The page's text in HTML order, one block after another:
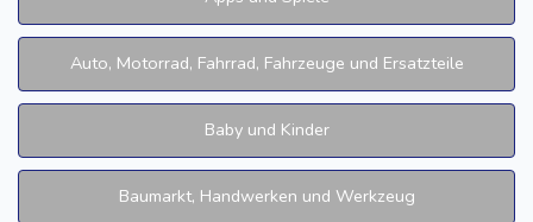
Auto, Motorrad, Fahrrad, Fahrzeuge und Ersatzteile
Baby und Kinder
Baumarkt, Handwerken und Werkzeug